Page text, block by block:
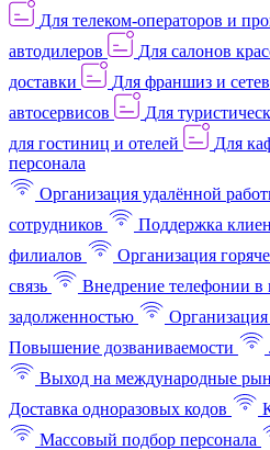
Для телеком-операторов и
автодилеров
Для салонов
доставки
Для франшиз и
автосервисов
Для
для гостиниц и отелей
Для
персонала
Организация удалённой
сотрудников
Поддержка
филиалов
Организация
связь
Внедрение телефонии
задолженностью
Повышение дозваниваемости
Выход на международные
Доставка одноразовых кодов
Массовый подбор персонала